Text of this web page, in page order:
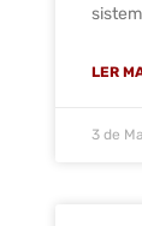
LER
3 de